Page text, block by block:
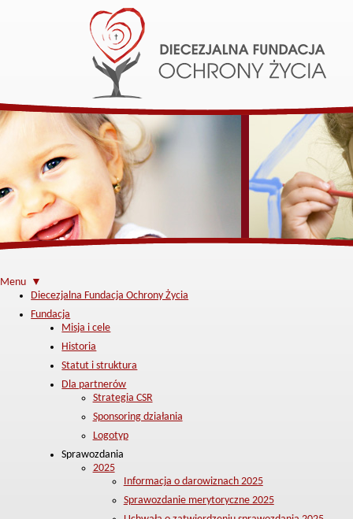
Menu ▼
Diecezjalna Fundacja Ochrony Życia
Fundacja
Misja i cele
Historia
Statut i struktura
Dla partnerów
Strategia CSR
Sponsoring działania
Logotyp
Sprawozdania
2025
Informacja o darowiznach 2025
Sprawozdanie merytoryczne 2025